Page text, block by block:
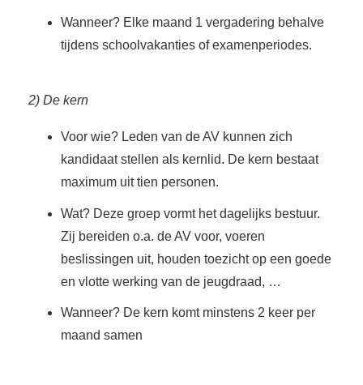
Wanneer? Elke maand 1 vergadering behalve
tijdens schoolvakanties of examenperiodes.
2) De kern
Voor wie? Leden van de AV kunnen zich
kandidaat stellen als kernlid. De kern bestaat
maximum uit tien personen.
Wat? Deze groep vormt het dagelijks bestuur.
Zij bereiden o.a. de AV voor, voeren
beslissingen uit, houden toezicht op een goede
en vlotte werking van de jeugdraad, …
Wanneer? De kern komt minstens 2 keer per
maand samen